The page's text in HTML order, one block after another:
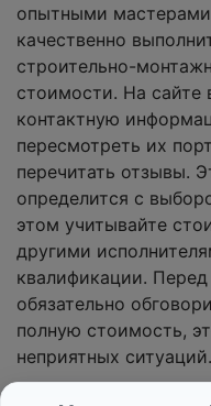
опытными
качественно
строительно-
стоимости. На
контактную
пересмотреть их
перечитать отзывы.
определится с
этом учитывайте
другими
квалификации.
обязательно
полную стоимость,
неприятных ситуаций.